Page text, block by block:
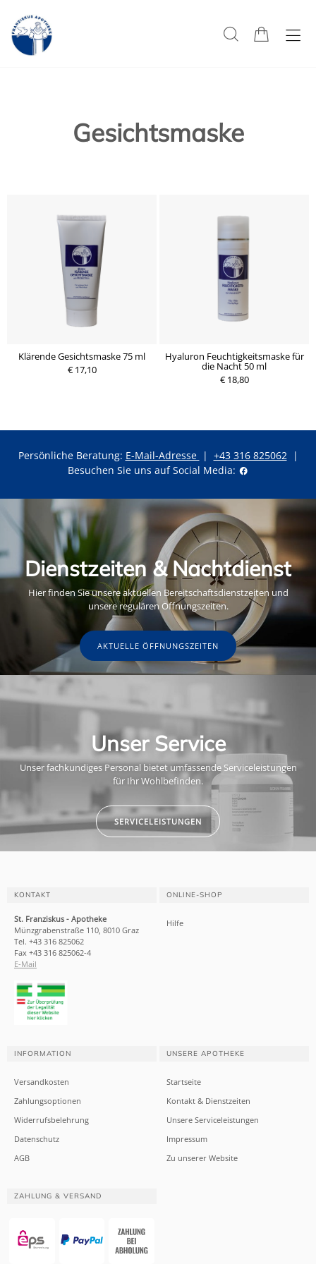
Gesichtsmaske
Klärende Gesichtsmaske 75 ml
€ 17,10
Hyaluron Feuchtigkeitsmaske für
die Nacht 50 ml
€ 18,80
Persönliche Beratung: E-Mail-Adresse | +43 316 825062|
Besuchen Sie uns auf Social Media:
Dienstzeiten & Nachtdienst
Hier finden Sie unsere aktuellen Bereitschaftsdienstzeiten und
unsere regulären Öffnungszeiten.
AKTUELLE ÖFFNUNGSZEITEN
Unser Service
Unser fachkundiges Personal bietet umfassende Serviceleistungen
für Ihr Wohlbefinden.
SERVICELEISTUNGEN
KONTAKT
St. Franziskus - Apotheke
Münzgrabenstraße 110, 8010 Graz
Tel. +43 316 825062
Fax +43 316 825062-4
E-Mail
ONLINE-SHOP
Hilfe
INFORMATION
Versandkosten
Zahlungsoptionen
Widerrufsbelehrung
Datenschutz
AGB
UNSERE APOTHEKE
Startseite
Kontakt & Dienstzeiten
Unsere Serviceleistungen
Impressum
Zu unserer Website
ZAHLUNG & VERSAND